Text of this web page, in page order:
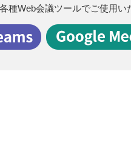
種Web会議ツールでご使用い